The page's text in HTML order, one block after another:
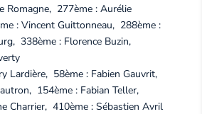
Romagne, 277ème : Aurélie
: Vincent Guittonneau, 288ème :
338ème : Florence Buzin,
Lardière, 58ème : Fabien Gauvrit,
154ème : Fabian Teller,
Charrier, 410ème : Sébastien Avril